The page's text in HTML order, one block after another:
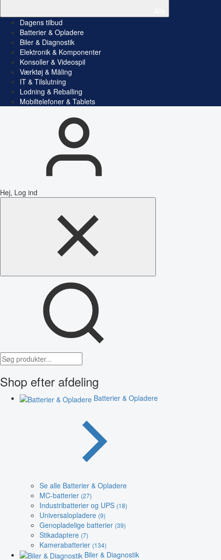
Dagens tilbud
Batterier & Opladere
Biler & Diagnostik
Elektronik & Komponenter
Konsoller & Videospil
Værktøj & Måling
IT & Tilslutning
Lodning & Reballing
Mobiltelefoner & Tablets
Hej, Log ind
Shop efter afdeling
Batterier & Opladere
Se alle Batterier & Opladere
MC-batterier (27)
Industribatterier og UPS (18)
Universalopladere (9)
Genopladelige batterier (39)
Stikadaptere (7)
Kamerabatterier (134)
Biler & Diagnostik